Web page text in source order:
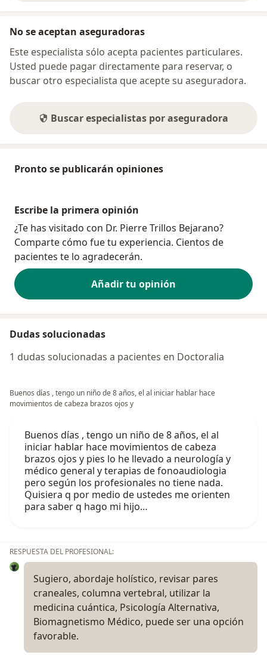
No se aceptan aseguradoras
Este especialista sólo acepta pacientes particulares.
Usted puede pagar directamente para reservar, o
buscar otro especialista que acepte su aseguradora.
Buscar especialistas por aseguradora
Pronto se publicarán opiniones
Escribe la primera opinión
¿Te has visitado con Dr. Pierre Trillos Bejarano?
Comparte cómo fue tu experiencia. Cientos de
pacientes te lo agradecerán.
Añadir tu opinión
Dudas solucionadas
1 dudas solucionadas a pacientes en Doctoralia
Buenos días , tengo un niño de 8 años, el al iniciar hablar hace
movimientos de cabeza brazos ojos y
Buenos días , tengo un niño de 8 años, el al
iniciar hablar hace movimientos de cabeza
brazos ojos y pies lo he llevado a neurología y
médico general y terapias de fonoaudiologia
pero según los profesionales no tiene nada.
Quisiera q por medio de ustedes me orienten
para saber q hago mi hijo…
RESPUESTA DEL PROFESIONAL:
Sugiero, abordaje holístico, revisar pares
craneales, columna vertebral, utilizar la
medicina cuántica, Psicología Alternativa,
Biomagnetismo Médico, puede ser una opción
favorable.